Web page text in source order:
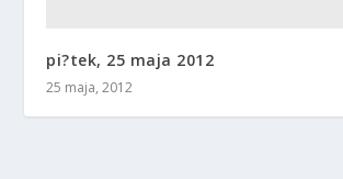
pi?tek, 25 maja 2012
25 maja, 2012